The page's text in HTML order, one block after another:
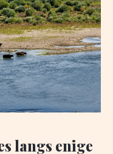
langs enige